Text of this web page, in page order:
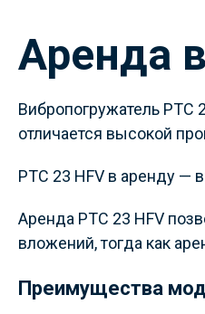
Аренда
Вибропогружатель PTC
отличается высокой
PTC 23 HFV в аренду —
Аренда PTC 23 HFV
вложений, тогда как
Преимущества